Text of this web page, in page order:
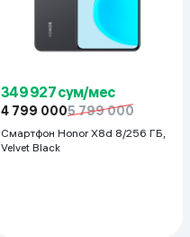
349 927 сум/мес
4 799 0005 799 000
Смартфон Honor X8d 8/256 ГБ,
Velvet Black